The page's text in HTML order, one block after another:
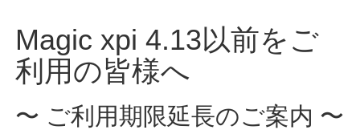
Magic xpi 4.13以前をご
利用の皆様へ
〜 ご利用期限延長のご案内 〜